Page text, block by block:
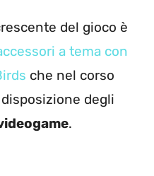
del gioco è
a tema con
che nel corso
degli
.